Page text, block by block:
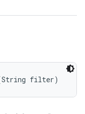
(String filter)